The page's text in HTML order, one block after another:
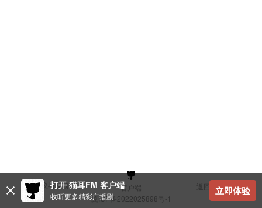
建议与反馈 客户端
返回顶部
冀ICP备2022025898号-1
打开 猫耳FM 客户端
收听更多精彩广播剧 立即体验